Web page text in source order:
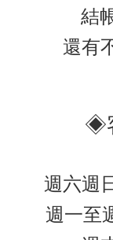
結
還有
◈
週六週
週一至